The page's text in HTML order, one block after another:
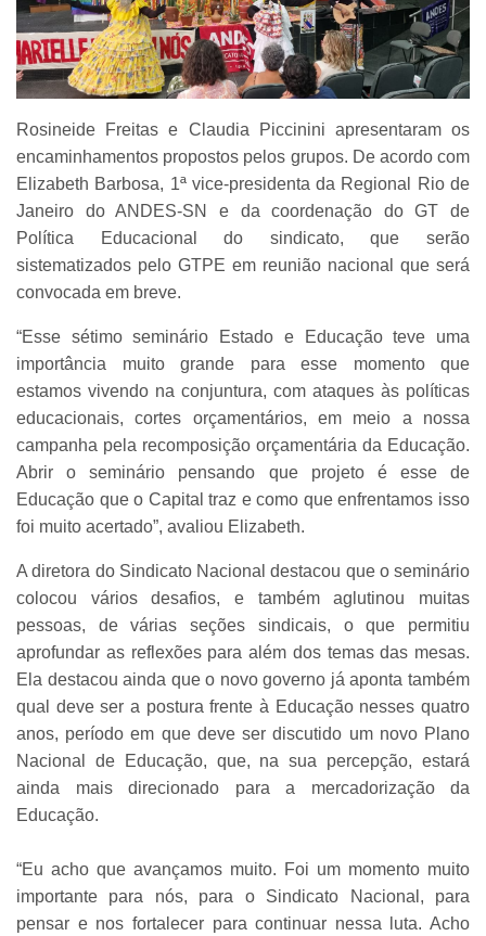
Rosineide Freitas e Claudia Piccinini apresentaram os
encaminhamentos propostos pelos grupos. De acordo com
Elizabeth Barbosa, 1ª vice-presidenta da Regional Rio de
Janeiro do ANDES-SN e da coordenação do GT de
Política Educacional do sindicato, que serão
sistematizados pelo GTPE em reunião nacional que será
convocada em breve.
“Esse sétimo seminário Estado e Educação teve uma
importância muito grande para esse momento que
estamos vivendo na conjuntura, com ataques às políticas
educacionais, cortes orçamentários, em meio a nossa
campanha pela recomposição orçamentária da Educação.
Abrir o seminário pensando que projeto é esse de
Educação que o Capital traz e como que enfrentamos isso
foi muito acertado”, avaliou Elizabeth.
A diretora do Sindicato Nacional destacou que o seminário
colocou vários desafios, e também aglutinou muitas
pessoas, de várias seções sindicais, o que permitiu
aprofundar as reflexões para além dos temas das mesas.
Ela destacou ainda que o novo governo já aponta também
qual deve ser a postura frente à Educação nesses quatro
anos, período em que deve ser discutido um novo Plano
Nacional de Educação, que, na sua percepção, estará
ainda mais direcionado para a mercadorização da
Educação.
“Eu acho que avançamos muito. Foi um momento muito
importante para nós, para o Sindicato Nacional, para
pensar e nos fortalecer para continuar nessa luta. Acho